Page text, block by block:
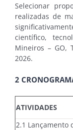
Selecionar
realizadas de
científico,
Mineiros – GO,
2026.
2
ATIVIDADES
2.1 Lançamento